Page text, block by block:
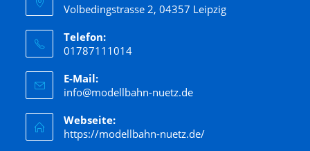
Volbedingstrasse 2, 04357 Leipzig
Telefon:
01787111014
E-Mail:
info@modellbahn-nuetz.de
Webseite:
https://modellbahn-nuetz.de/